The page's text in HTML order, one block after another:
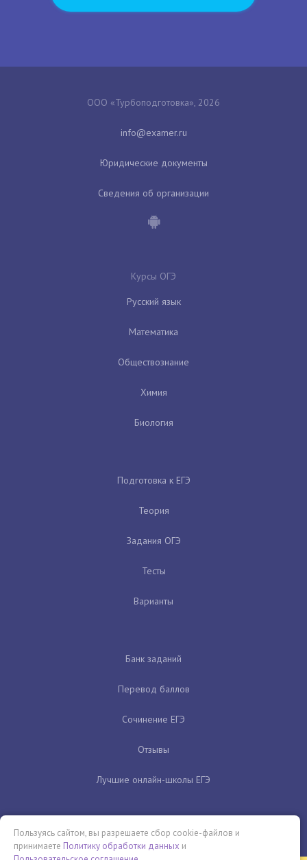
ООО «Турбоподготовка», 2026
Юридические документы
Сведения об организации
Курсы ОГЭ
Русский язык
Математика
Обществознание
Химия
Биология
Подготовка к ЕГЭ
Теория
Задания ОГЭ
Тесты
Варианты
Банк заданий
Перевод баллов
Сочинение ЕГЭ
Отзывы
Лучшие онлайн-школы ЕГЭ
Пользуясь сайтом, вы разрешаете сбор cookie-файлов и
принимаете Политику обработки данных и